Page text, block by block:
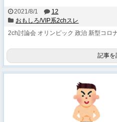
2021/8/1
12
おもしろ/VIP系2chスレ
2ch討論会 オリンピック 政治 新型コロ
記事を